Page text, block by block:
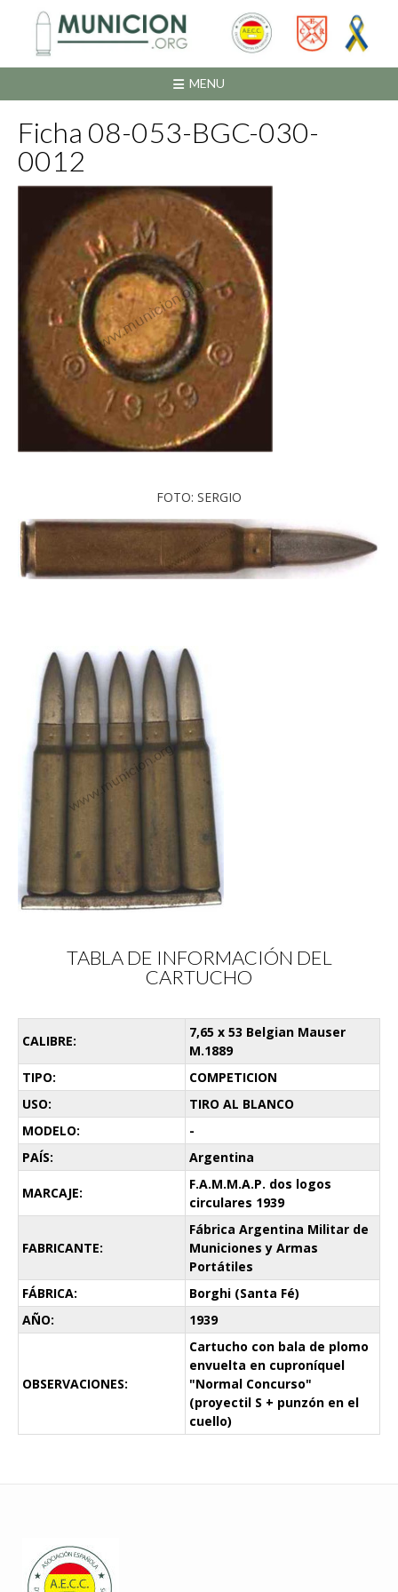
contenido
MENU
Ficha 08-053-BGC-030-
0012
FOTO: SERGIO
TABLA DE INFORMACIÓN DEL
CARTUCHO
CALIBRE:
7,65 x 53 Belgian Mauser
M.1889
TIPO:
COMPETICION
USO:
TIRO AL BLANCO
MODELO:
-
PAÍS:
Argentina
MARCAJE:
F.A.M.M.A.P. dos logos
circulares 1939
FABRICANTE:
Fábrica Argentina Militar de
Municiones y Armas
Portátiles
FÁBRICA:
Borghi (Santa Fé)
AÑO:
1939
OBSERVACIONES:
Cartucho con bala de plomo
envuelta en cuproníquel
"Normal Concurso"
(proyectil S + punzón en el
cuello)